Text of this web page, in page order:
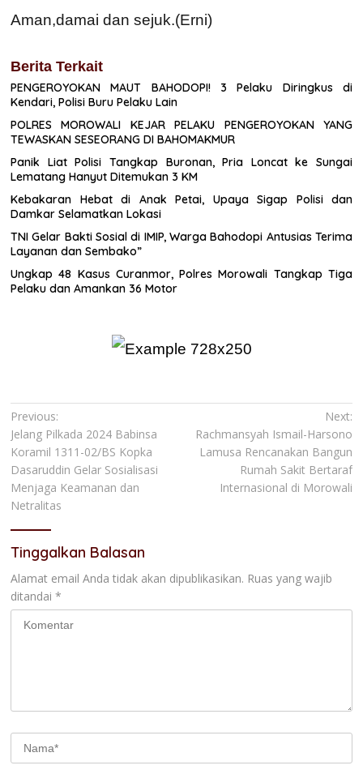
Aman,damai dan sejuk.(Erni)
Berita Terkait
PENGEROYOKAN MAUT BAHODOPI! 3 Pelaku Diringkus di
Kendari, Polisi Buru Pelaku Lain
POLRES MOROWALI KEJAR PELAKU PENGEROYOKAN YANG
TEWASKAN SESEORANG DI BAHOMAKMUR
Panik Liat Polisi Tangkap Buronan, Pria Loncat ke Sungai
Lematang Hanyut Ditemukan 3 KM
Kebakaran Hebat di Anak Petai, Upaya Sigap Polisi dan
Damkar Selamatkan Lokasi
TNI Gelar Bakti Sosial di IMIP, Warga Bahodopi Antusias Terima
Layanan dan Sembako”
Ungkap 48 Kasus Curanmor, Polres Morowali Tangkap Tiga
Pelaku dan Amankan 36 Motor
Navigasi
pos
Previous:
Jelang Pilkada 2024 Babinsa
Koramil 1311-02/BS Kopka
Dasaruddin Gelar Sosialisasi
Menjaga Keamanan dan
Netralitas
Next:
Rachmansyah Ismail-Harsono
Lamusa Rencanakan Bangun
Rumah Sakit Bertaraf
Internasional di Morowali
Tinggalkan Balasan
Alamat email Anda tidak akan dipublikasikan. Ruas yang wajib
ditandai *